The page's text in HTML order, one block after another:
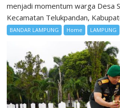
menjadi momentum warga Desa
Kecamatan Telukpandan,
BANDAR LAMPUNG Home LAMPUNG